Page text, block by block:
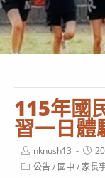
115年國
習一日體
Post
author:
nknush13
Post
Post公告/ 國中 / 家長